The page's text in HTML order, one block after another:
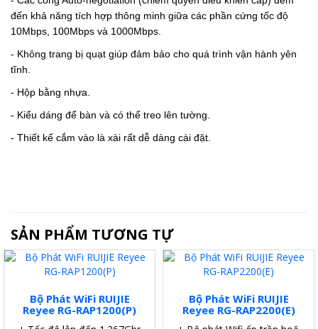
đến khả năng tích hợp thông minh giữa các phần cứng tốc độ
10Mbps, 100Mbps và 1000Mbps.
- Không trang bị quạt giúp đảm bảo cho quá trình vận hành yên
tĩnh.
- Hộp bằng nhựa.
- Kiểu dáng để bàn và có thể treo lên tường.
- Thiết kế cắm vào là xài rất dễ dàng cài đặt.
SẢN PHẨM TƯƠNG TỰ
Bộ Phát WiFi RUIJIE
Reyee RG-RAP1200(P)
Bộ Phát WiFi RUIJIE
Reyee RG-RAP2200(E)